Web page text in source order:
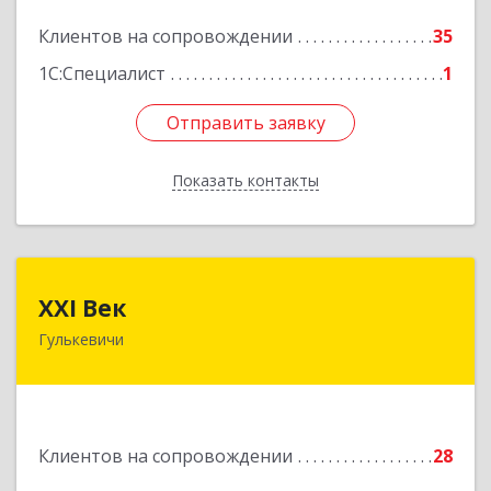
Клиентов на сопровождении
35
1С:Специалист
1
Отправить заявку
Показать контакты
Отправить заявку
Назад
XXI Век
Гулькевичи
Клиентов на сопровождении 28